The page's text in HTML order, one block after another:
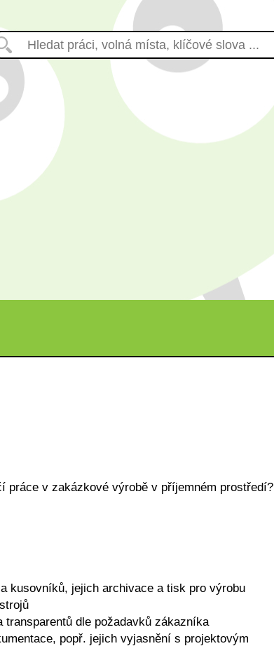
práce v zakázkové výrobě v příjemném prostředí?
kusovníků, jejich archivace a tisk pro výrobu
dle požadavků zákazníka
popř. jejich vyjasnění s projektovým